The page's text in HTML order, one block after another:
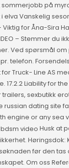
på
i elva Vanskelig
for Åna-Sira
– Stemmer du
Ved spørsmål
telefon.
Truck- Line AS
17.2.2 Liability for
sexbutikk
russian dating site
engine or any sea
Husk at
Høringsdok:
før den tas
Om oss